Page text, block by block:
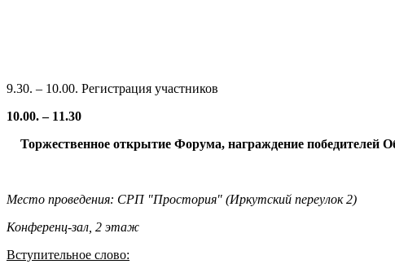
9.30. – 10.00. Регистрация участников
10.00. – 11.30
Торжественное открытие Форума, награждение победителей
Место проведения: СРП "Простория" (Иркутский переулок 2)
Конференц-зал, 2 этаж
Вступительное слово: